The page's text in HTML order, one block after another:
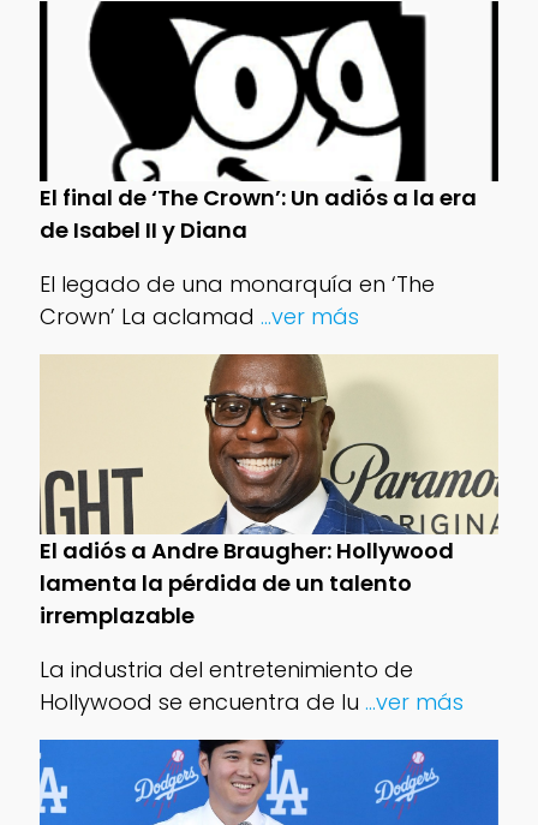
El final de ‘The Crown’: Un adiós a la era
de Isabel II y Diana
El legado de una monarquía en ‘The
Crown’ La aclamad ...ver más
El adiós a Andre Braugher: Hollywood
lamenta la pérdida de un talento
irremplazable
La industria del entretenimiento de
Hollywood se encuentra de lu ...ver más